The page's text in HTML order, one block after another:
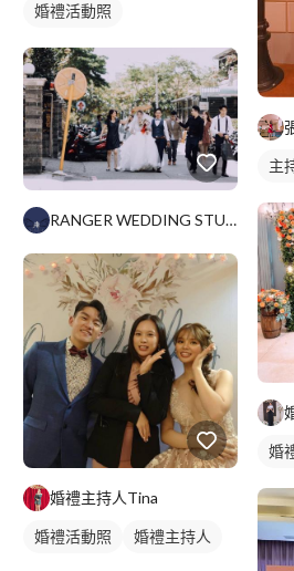
婚禮活動照
RANGER WEDDING STUDIO
婚禮主持人Tina
婚禮活動照 婚禮主持人
主
婚